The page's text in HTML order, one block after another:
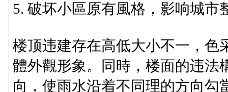
5. 破坏小區原有風格，影响城市
楼顶违建存在高低大小不一，色
體外觀形象。同時，楼面的违法
向，使雨水沿着不同理的方向勾